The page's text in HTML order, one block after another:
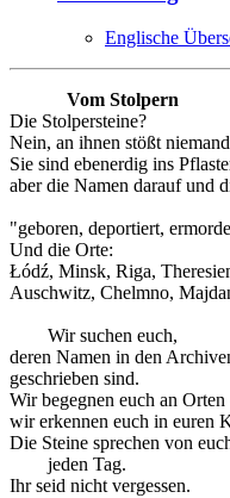
Englische
Vom Stolpern
Die Stolpersteine?
Nein, an ihnen stößt
Sie sind ebenerdig ins
aber die Namen darauf und
"geboren, deportiert,
Und die Orte:
Łódź, Minsk, Riga,
Auschwitz, Chelmno,
Wir suchen euch,
deren Namen in den
geschrieben sind.
Wir begegnen euch an
wir erkennen euch in euren
Die Steine sprechen von
jeden Tag.
Ihr seid nicht vergessen.